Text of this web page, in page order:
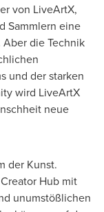
von LiveArtX,
Sammlern eine
die Technik
und der starken
wird LiveArtX
neue
der Kunst.
Hub mit
unumstößlichen